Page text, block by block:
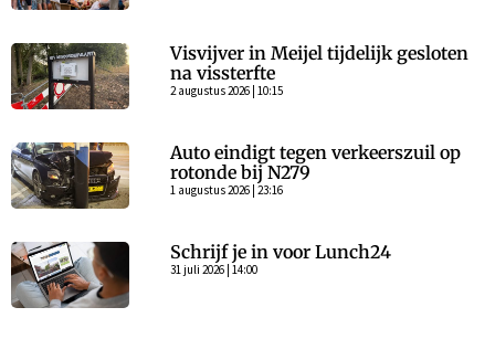
Visvijver in Meijel tijdelijk gesloten
na vissterfte
2 augustus 2026 | 10:15
Auto eindigt tegen verkeerszuil op
rotonde bij N279
1 augustus 2026 | 23:16
Schrijf je in voor Lunch24
31 juli 2026 | 14:00